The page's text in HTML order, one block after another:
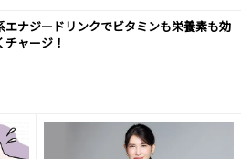
エナジードリンクでビタミンも栄養素も効
チャージ！